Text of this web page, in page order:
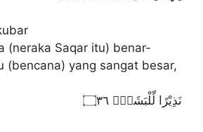
(neraka Saqar itu) benar-
(bencana) yang sangat besar,
نَذِيْرًا لِّلْبَشَرِۙ ۝٣٦